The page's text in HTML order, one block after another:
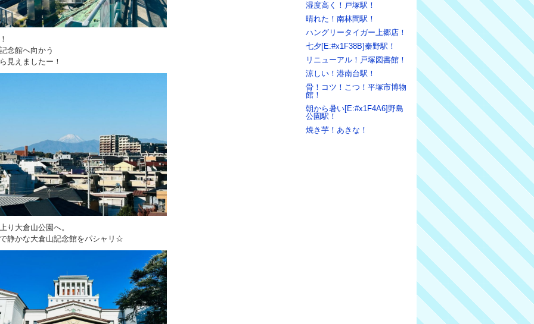
念館へ向かう
見えましたー！
り大倉山公園へ。
静かな大倉山記念館をパシャリ☆
湿度高く！戸塚駅！
晴れた！南林間駅！
ハングリータイガー上郷店！
七夕[E:#x1F38B]秦野駅！
リニューアル！戸塚図書館！
涼しい！港南台駅！
骨！コツ！こつ！平塚市博物
館！
朝から暑い[E:#x1F4A6]野島
公園駅！
焼き芋！あきな！